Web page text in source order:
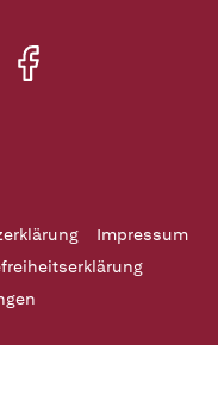
Impressum